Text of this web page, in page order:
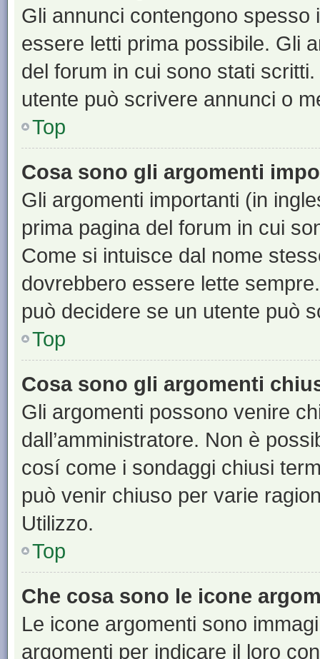
Gli annunci contengono
essere letti prima possibile. Gli
del forum in cui sono stati
utente può scrivere annunci o
Top
Cosa sono gli argomenti
Gli argomenti importanti (in
prima pagina del forum in cui
Come si intuisce dal nome
dovrebbero essere lette
può decidere se un utente può
Top
Cosa sono gli argomenti
Gli argomenti possono venire
dall’amministratore. Non è
cosí come i sondaggi chiusi
può venir chiuso per varie
Utilizzo.
Top
Che cosa sono le icone
Le icone argomenti sono
argomenti per indicare il loro